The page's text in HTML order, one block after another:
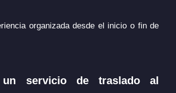
organizada desde el inicio o fin de
servicio de traslado al